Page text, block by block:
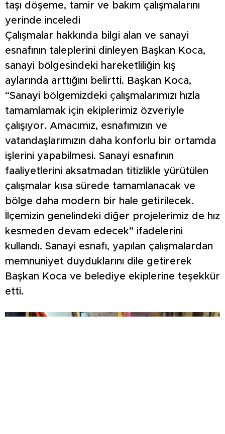
taşı döşeme, tamir ve bakım çalışmalarını
yerinde inceledi
Çalışmalar hakkında bilgi alan ve sanayi
esnafının taleplerini dinleyen Başkan Koca,
sanayi bölgesindeki hareketliliğin kış
aylarında arttığını belirtti. Başkan Koca,
“Sanayi bölgemizdeki çalışmalarımızı hızla
tamamlamak için ekiplerimiz özveriyle
çalışıyor. Amacımız, esnafımızın ve
vatandaşlarımızın daha konforlu bir ortamda
işlerini yapabilmesi. Sanayi esnafının
faaliyetlerini aksatmadan titizlikle yürütülen
çalışmalar kısa sürede tamamlanacak ve
bölge daha modern bir hale getirilecek.
İlçemizin genelindeki diğer projelerimiz de hız
kesmeden devam edecek” ifadelerini
kullandı. Sanayi esnafı, yapılan çalışmalardan
memnuniyet duyduklarını dile getirerek
Başkan Koca ve belediye ekiplerine teşekkür
etti.